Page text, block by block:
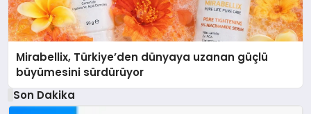
Mirabellix, Türkiye’den dünyaya uzanan güçlü
büyümesini sürdürüyor
Son Dakika